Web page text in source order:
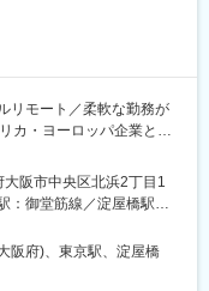
務が可能です。また、
豊富で9割以上の復職率を
応まで関わり、開発全
能です。
西医薬協会に、当社は会
ミナーにも参加すること
識とマーケット感をアッ
阪）の近くにお住まいで
お子様がおられる方の
モート／柔軟な勤務が
カ・ヨーロッパ企業と事
画の立案・評価・助言を
任せします。
クトの成功に向けた戦
阪市中央区北浜2丁目1
御堂筋線／淀屋橋駅受
2＞東京支社住所：東京都
チュリープレイス丸の内
範囲：無
阪府)、東京駅、淀屋橋